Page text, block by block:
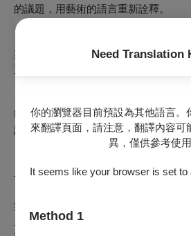
Need Translation
你的瀏覽器目前預設為其他語言。
來翻譯頁面，請注意，翻譯內容可
異，僅供參考使用
It seems like your browser is set to
Method 1
的議題，用藝術的語言重新詮釋。
某些心理狀態跟我現在有點像！我要跟
逼自己。
戰人類的極限，濃縮生命和身體的意志
語言總是特別打動我。
製作團隊
主辦單位|高詠婕製作